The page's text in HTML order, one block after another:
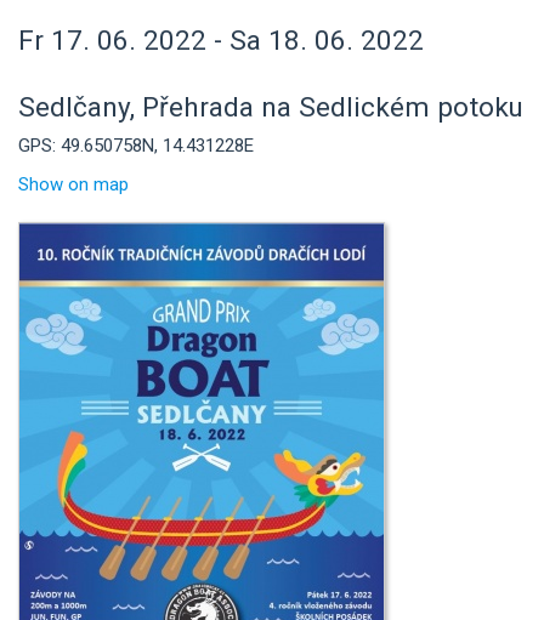
Fr 17. 06. 2022 - Sa 18. 06. 2022
Sedlčany, Přehrada na Sedlickém potoku
GPS: 49.650758N, 14.431228E
Show on map